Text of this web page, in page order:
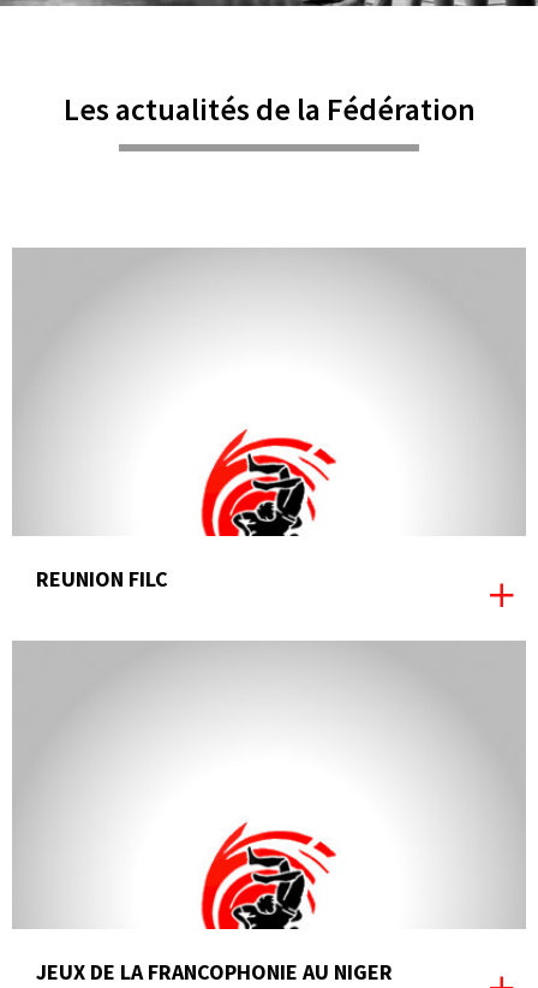
Les actualités de la Fédération
REUNION FILC
JEUX DE LA FRANCOPHONIE AU NIGER